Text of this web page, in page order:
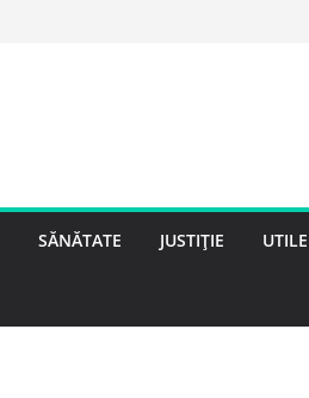
SĂNĂTATE JUSTIȚIE UTILE